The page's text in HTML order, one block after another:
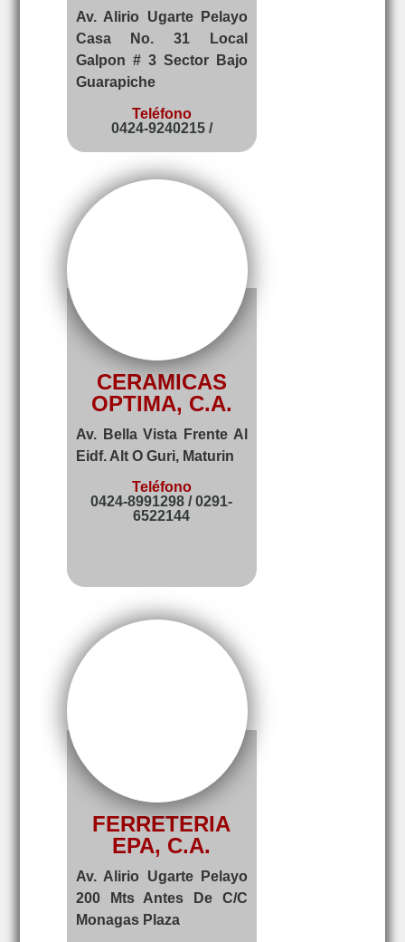
Av. Alirio Ugarte Pelayo
Casa No. 31 Local
Galpon # 3 Sector Bajo
Guarapiche
Teléfono
0424-9240215 /
CERAMICAS
OPTIMA, C.A.
Av. Bella Vista Frente Al
Eidf. Alt O Guri, Maturin
Teléfono
0424-8991298 / 0291-
6522144
FERRETERIA
EPA, C.A.
Av. Alirio Ugarte Pelayo
200 Mts Antes De C/C
Monagas Plaza